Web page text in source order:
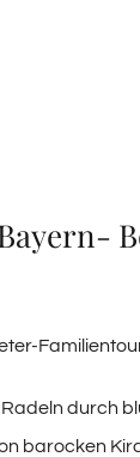
durch
barocken